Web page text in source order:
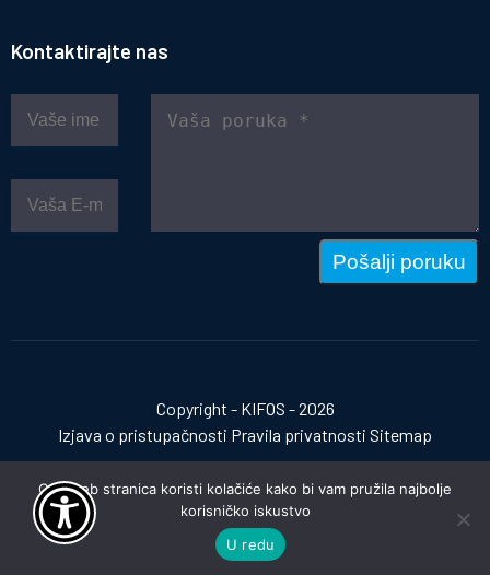
Kontaktirajte nas
Pošalji poruku
Copyright - KIFOS - 2026
Izjava o pristupačnosti Pravila privatnosti Sitemap
Izrada web stranica:invictum.hr
Ova web stranica koristi kolačiće kako bi vam pružila najbolje
korisničko iskustvo
U redu